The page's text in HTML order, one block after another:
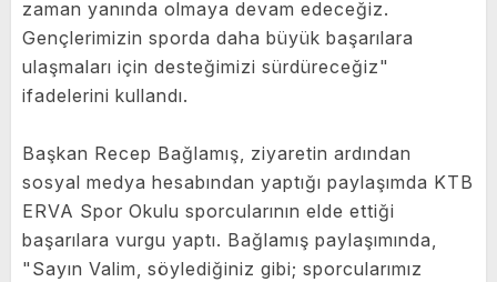
zaman yanında olmaya devam edeceğiz.
Gençlerimizin sporda daha büyük başarılara
ulaşmaları için desteğimizi sürdüreceğiz"
ifadelerini kullandı.
Başkan Recep Bağlamış, ziyaretin ardından
sosyal medya hesabından yaptığı paylaşımda KTB
ERVA Spor Okulu sporcularının elde ettiği
başarılara vurgu yaptı. Bağlamış paylaşımında,
"Sayın Valim, söylediğiniz gibi; sporcularımız